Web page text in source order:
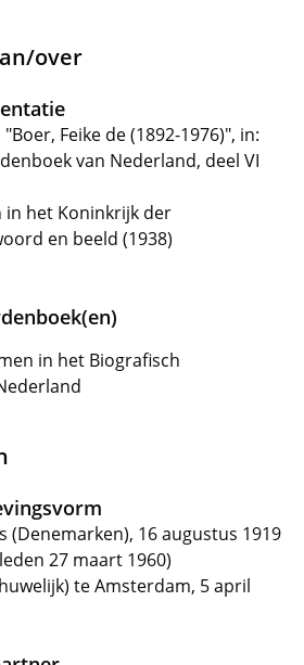
over
Feike de (1892-1976)", in:
van Nederland, deel VI
in het Koninkrijk der
en beeld (1938)
in het Biografisch
(Denemarken), 16 augustus 1919
27 maart 1960)
te Amsterdam, 5 april